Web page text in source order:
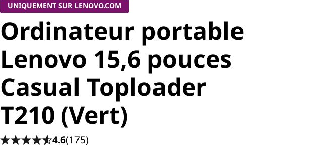
UNIQUEMENT SUR LENOVO.COM
Ordinateur portable
Lenovo 15,6 pouces
Casual Toploader
T210 (Vert)
4.6(175)